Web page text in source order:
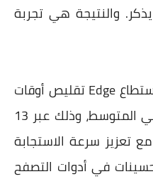
والنتيجة هي تجربة
من خلال التحديثات الأخيرة، استطاع Edge تقليص أوقات
تحميل العناصر بنسبة 40% في المتوسط، وذلك عبر 13
تعزيز سرعة الاستجابة
في أدوات التصفح